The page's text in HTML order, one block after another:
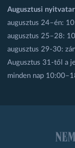
Augusztusi
augusztus 24–én:
augusztus 25–28:
augusztus 29-30:
Augusztus 31-től a
minden nap